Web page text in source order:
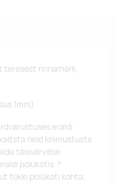
terasest rinnamärk,
1mm).
eraldi
neid kriimustuste
täisvärvilise
polükotis. *
tükki polükoti kohta;